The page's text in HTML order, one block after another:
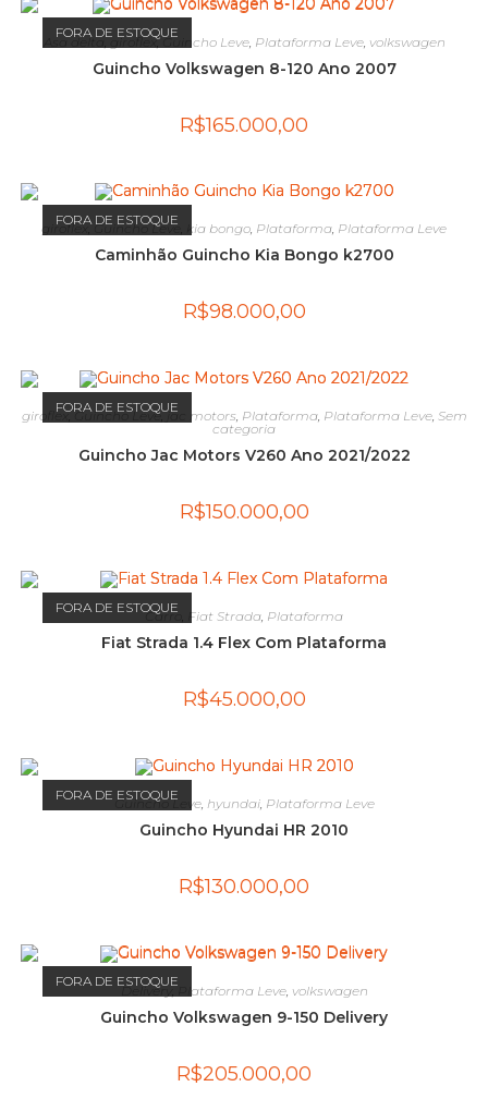
FORA DE ESTOQUE
Asa delta,giroflex,Guincho Leve, Plataforma Leve, volkswagen
Guincho Volkswagen 8-120 Ano 2007
R$165.000,00
FORA DE ESTOQUE
giroflex , Guincho Leve , kia bongo, Plataforma, Plataforma Leve
Caminhão Guincho Kia Bongo k2700
R$98.000,00
FORA DE ESTOQUE
giroflex,Guincho Leve,jac motors, Plataforma, Plataforma Leve, Sem
categoria
Guincho Jac Motors V260 Ano 2021/2022
R$150.000,00
FORA DE ESTOQUE
Carro , Fiat Strada, Plataforma
Fiat Strada 1.4 Flex Com Plataforma
R$45.000,00
FORA DE ESTOQUE
Guincho Leve, hyundai, Plataforma Leve
Guincho Hyundai HR 2010
R$130.000,00
FORA DE ESTOQUE
Delivery,Plataforma Leve, volkswagen
Guincho Volkswagen 9-150 Delivery
R$205.000,00